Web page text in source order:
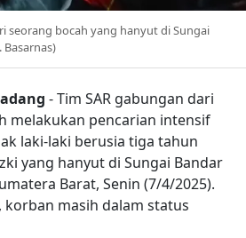
seorang bocah yang hanyut di Sungai
Basarnas)
- Tim SAR gabungan dari
melakukan pencarian intensif
laki-laki berusia tiga tahun
yang hanyut di Sungai Bandar
Barat, Senin (7/4/2025).
korban masih dalam status